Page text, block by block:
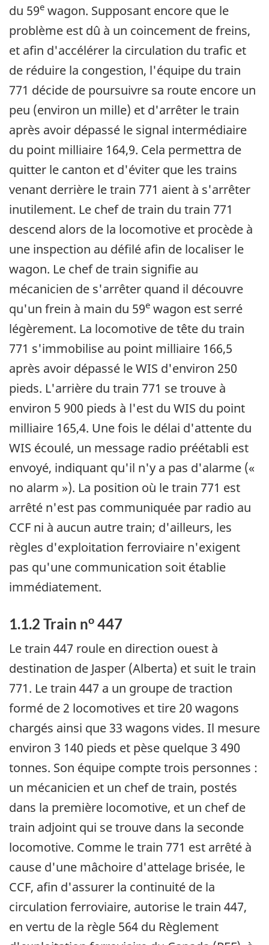
du 59e wagon. Supposant encore que le
problème est dû à un coincement de freins,
et afin d'accélérer la circulation du trafic et
de réduire la congestion, l'équipe du train
771 décide de poursuivre sa route encore un
peu (environ un mille) et d'arrêter le train
après avoir dépassé le signal intermédiaire
du point milliaire 164,9. Cela permettra de
quitter le canton et d'éviter que les trains
venant derrière le train 771 aient à s'arrêter
inutilement. Le chef de train du train 771
descend alors de la locomotive et procède à
une inspection au défilé afin de localiser le
wagon. Le chef de train signifie au
mécanicien de s'arrêter quand il découvre
qu'un frein à main du 59e wagon est serré
légèrement. La locomotive de tête du train
771 s'immobilise au point milliaire 166,5
après avoir dépassé le WIS d'environ 250
pieds. L'arrière du train 771 se trouve à
environ 5 900 pieds à l'est du WIS du point
milliaire 165,4. Une fois le délai d'attente du
WIS écoulé, un message radio préétabli est
envoyé, indiquant qu'il n'y a pas d'alarme («
no alarm »). La position où le train 771 est
arrêté n'est pas communiquée par radio au
CCF ni à aucun autre train; d'ailleurs, les
règles d'exploitation ferroviaire n'exigent
pas qu'une communication soit établie
immédiatement.
1.1.2 Train no 447
Le train 447 roule en direction ouest à
destination de Jasper (Alberta) et suit le train
771. Le train 447 a un groupe de traction
formé de 2 locomotives et tire 20 wagons
chargés ainsi que 33 wagons vides. Il mesure
environ 3 140 pieds et pèse quelque 3 490
tonnes. Son équipe compte trois personnes :
un mécanicien et un chef de train, postés
dans la première locomotive, et un chef de
train adjoint qui se trouve dans la seconde
locomotive. Comme le train 771 est arrêté à
cause d'une mâchoire d'attelage brisée, le
CCF, afin d'assurer la continuité de la
circulation ferroviaire, autorise le train 447,
en vertu de la règle 564 du Règlement